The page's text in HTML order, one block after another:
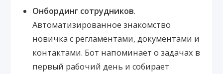
Онбординг сотрудников.
Автоматизированное знакомство
новичка с регламентами, документами и
контактами. Бот напоминает о задачах в
первый рабочий день и собирает